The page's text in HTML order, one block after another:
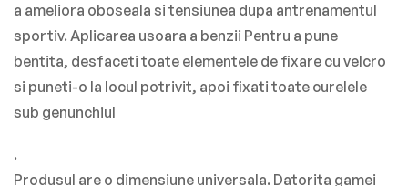
a ameliora oboseala si tensiunea dupa antrenamentul
sportiv. Aplicarea usoara a benzii Pentru a pune
bentita, desfaceti toate elementele de fixare cu velcro
si puneti-o la locul potrivit, apoi fixati toate curelele
sub genunchiul
.
Produsul are o dimensiune universala. Datorita gamei